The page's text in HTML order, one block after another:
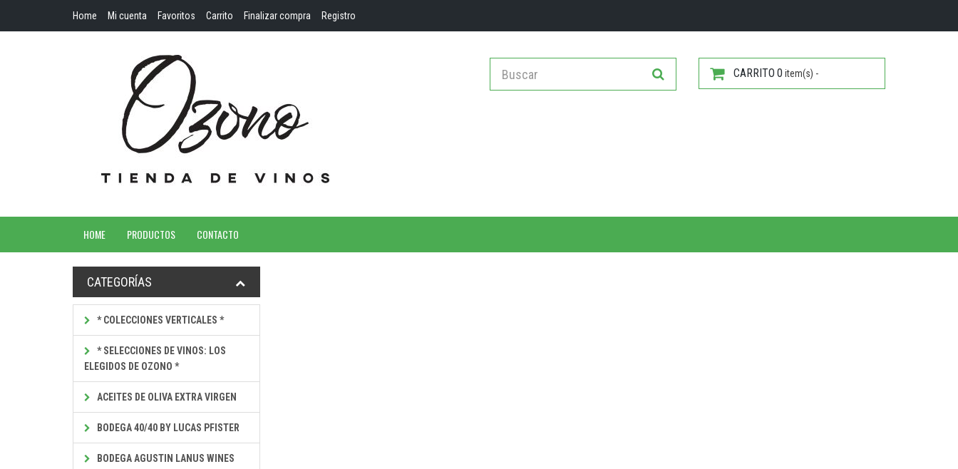
Home Mi cuenta Favoritos Carrito Finalizar compra Registro
CARRITO 0 item(s) -
HOME PRODUCTOS CONTACTO
CATEGORÍAS
* COLECCIONES VERTICALES *
* SELECCIONES DE VINOS: LOS
ELEGIDOS DE OZONO *
ACEITES DE OLIVA EXTRA VIRGEN
BODEGA 40/40 BY LUCAS PFISTER
BODEGA AGUSTIN LANUS WINES